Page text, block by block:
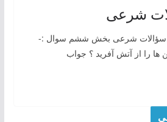
شرعی
8929پاسخ به سؤالات شرعی بخش ششم سوال :-
ها را از آتش آفرید ؟ جواب